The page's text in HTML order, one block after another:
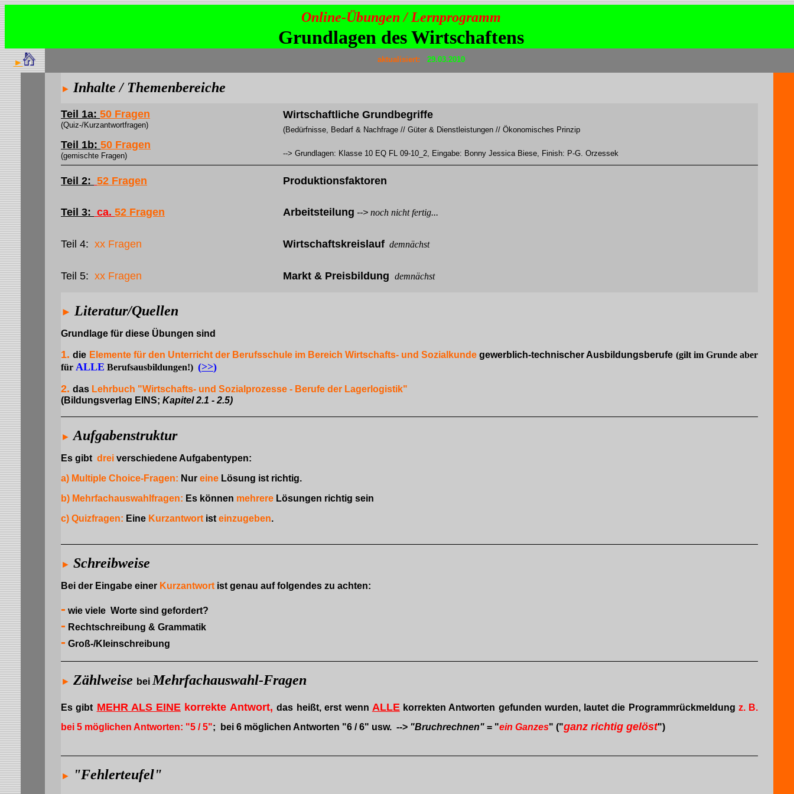
Online-Übungen / Lernprogramm
Grundlagen des Wirtschaftens
► aktualisiert: 29.03.2010
► Inhalte / Themenbereiche
Teil 1a: 50 Fragen
(Quiz-/Kurzantwortfragen)
Wirtschaftliche Grundbegriffe
(Bedürfnisse, Bedarf & Nachfrage // Güter & Dienstleistungen // Ökonomisches Prinzip
--> Grundlagen: Klasse 10 EQ FL 09-10_2, Eingabe: Bonny Jessica Biese, Finish: P-G. Orzessek
Teil 1b: 50 Fragen
(gemischte Fragen)
Teil 2: 52 Fragen Produktionsfaktoren
Teil 3: ca. 52 Fragen Arbeitsteilung --> noch nicht fertig...
Teil 4: xx Fragen Wirtschaftskreislauf demnächst
Teil 5: xx Fragen Markt & Preisbildung demnächst
► Literatur/Quellen
Grundlage für diese Übungen sind
1. die Elemente für den Unterricht der Berufsschule im Bereich Wirtschafts- und Sozialkunde gewerblich-technischer Ausbildungsberufe (gilt im Grunde aber
für ALLE Berufsausbildungen!) (>>)
2. das Lehrbuch "Wirtschafts- und Sozialprozesse - Berufe der Lagerlogistik"
(Bildungsverlag EINS; Kapitel 2.1 - 2.5)
► Aufgabenstruktur
Es gibt drei verschiedene Aufgabentypen:
a) Multiple Choice-Fragen: Nur eine Lösung ist richtig.
b) Mehrfachauswahlfragen: Es können mehrere Lösungen richtig sein
c) Quizfragen: Eine Kurzantwort ist einzugeben.
► Schreibweise
Bei der Eingabe einer Kurzantwort ist genau auf folgendes zu achten:
- wie viele Worte sind gefordert?
- Rechtschreibung & Grammatik
- Groß-/Kleinschreibung
► Zählweise bei Mehrfachauswahl-Fragen
Esgibt MEHR ALS EINE korrekte Antwort, das heißt,erst wenn ALLEkorrekten Antworten gefunden wurden, lautet die Programmrückmeldung z. B.
bei 5 möglichen Antworten: "5 / 5"; bei 6 möglichen Antworten "6 / 6" usw. --> "Bruchrechnen" = "ein Ganzes" ("ganz richtig gelöst")
► "Fehlerteufel"